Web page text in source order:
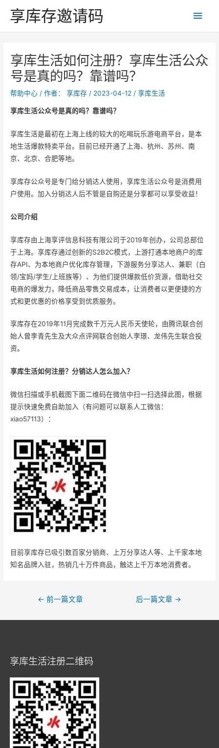
享库存邀请码
主
菜
单
享库生活如何注册？享库生活公众
号是真的吗？靠谱吗？
帮助中心 / 作者： 享库存/ 2023-04-12/享库生活
享库生活公众号是真的吗？靠谱吗？
享库生活是最初在上海上线的较大的吃喝玩乐游电商平台，是本
地生活爆款特卖平台。目前已经开通了上海、杭州、苏州、南
京、北京、合肥等地。
享库存公众号是专门给分销达人使用，享库生活公众号是消费用
户使用。加入分销达人后不管是自购还是分享都可以享受收益！
公司介绍
享库存由上海享评信息科技有限公司于2019年创办，公司总部位
于上海。享库存通过创新的S2B2C模式，上游打通本地商户的库
存API、为本地商户优化库存管理，下游服务分享达人、兼职（白
领/宝妈/学生/上班族等）、为他们提供爆款低价货源，借助社交
电商的爆发力，降低商品零售交易成本，让消费者以更便捷的方
式和更优惠的价格享受到优质服务。
享库存在2019年11月完成数千万元人民币天使轮，由腾讯联合创
始人曾李青先生及大众点评网联合创始人李璟、龙伟先生联合投
资。
享库生活如何注册？分销达人怎么加入？
微信扫描或手机截图下面二维码在微信中扫一扫选择此图，根据
提示快速免费自助加入（有问题可以联系人工微信：
xiao57113）：
目前享库存已吸引数百家分销商、上万分享达人等、上千家本地
知名品牌入驻，热销几十万件商品，触达上千万本地消费者。
导
← 前一篇文章 后一篇文章 →
享库生活注册二维码